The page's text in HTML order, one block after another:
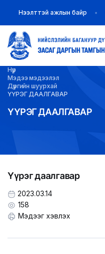
НҮҮР
ЗАХИРАМЖ ШИЙДВЭР
ИЛ ТОД БАЙДАЛ
Нээлттэй ажлын байр
Нүүр
Мэдээ мэдээлэл
Дүүргийн шуурхай
ҮҮРЭГ ДААЛГАВАР
ҮҮРЭГ ДААЛГАВАР
Үүрэг даалгавар
2023.03.14
158
Мэдээг хэвлэх